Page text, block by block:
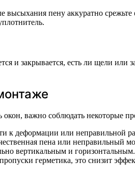
пену аккуратно
и закрывается, есть ли щели
важно соблюдать некоторые
к деформации или неправильной
пена или неправильный
вертикальным и горизонтальным.
герметика, это снизит